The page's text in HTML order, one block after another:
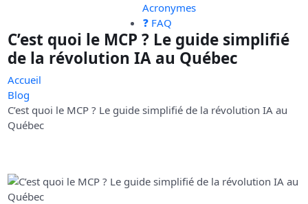
Acronymes
❓ FAQ
C’est quoi le MCP ? Le guide simplifié
de la révolution IA au Québec
Accueil
Blog
C’est quoi le MCP ? Le guide simplifié de la révolution IA au
Québec